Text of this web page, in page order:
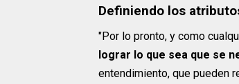
Definiendo los
"Por lo pronto, y como
lograr lo que sea que se
entendimiento, que pueden